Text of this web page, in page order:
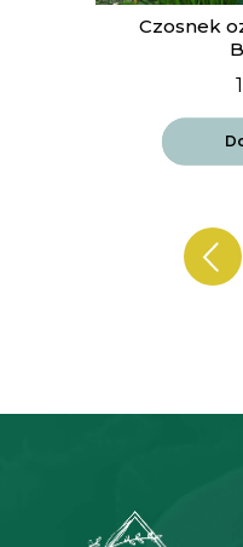
Czosnek